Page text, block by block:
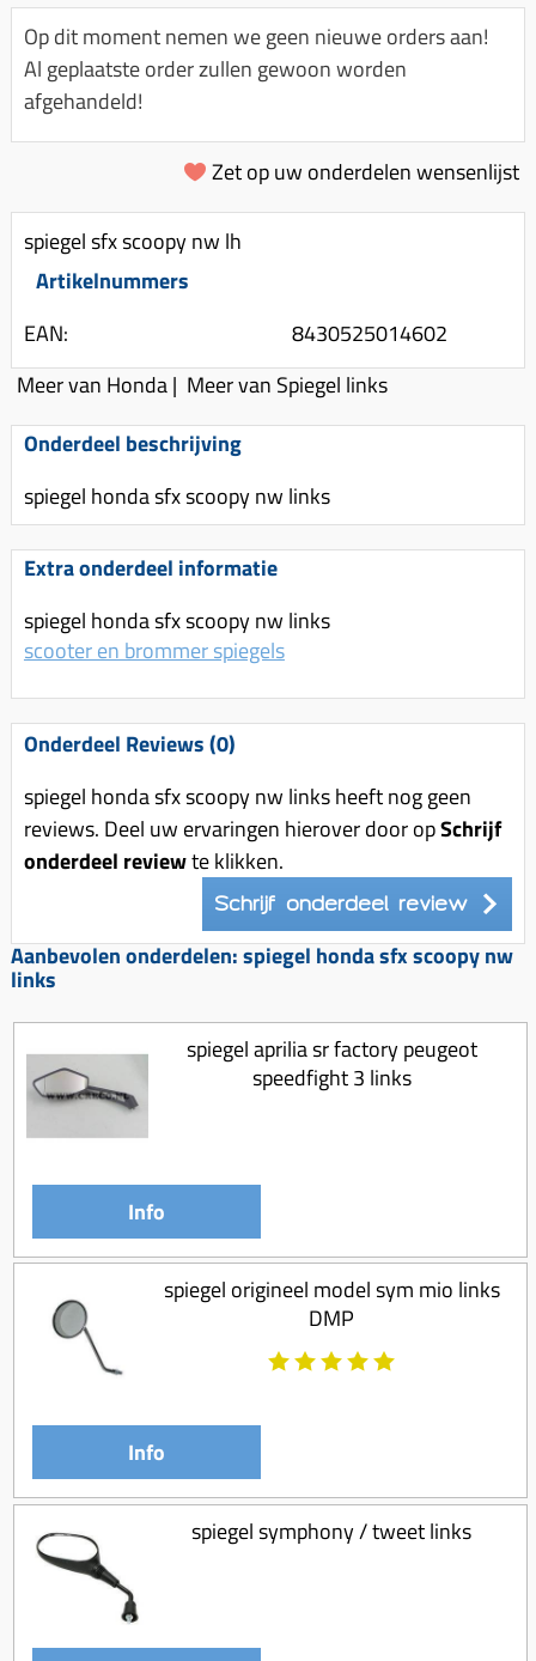
Spanningsregelaar
Toerenbegrenzer
Remlichtschakelaar
Luchtfilter (delen)
Luchtfilter deksel
Motor blokken
Membraan (delen)
Pakking (sets)
Vlotterbak pakking
Powerfilter
Schakel (delen)
Spruitstuk (delen)
Uitlaten compleet
Uitlaat bocht
Radiateur (delen)
Waterpomp (delen)
Variorolsets
Pulley
Variateur (delen)
Variokit
Zuigers
Tomos opvoeren (kits)
Koppeling compleet
Koeling (delen)
Overbrenging
Km teller kabel
Kickstart deksel
Kickstart ronsel
Schokbrekers
Spiegels
Stuur (delen)
Remblokken
Rem (delen)
Remhevels
Remsegmenten
Remschijven
Voorvork
Zadel
Standaard
Kinderzitje (scooter)
Olie-onderhoudsmiddelen
Oppakbeugel
Scooterhoezen
Scooter Kleding
Stickers
Stuurslot
Regenkleding
Vespa accessoires
Voordragers
Accessoires overig
Gereedschap
Op dit moment nemen we geen nieuwe orders aan!
Al geplaatste order zullen gewoon worden
afgehandeld!
Zet op uw onderdelen wensenlijst
spiegel sfx scoopy nw lh
Artikelnummers
EAN:
8430525014602
Meer van Honda| Meer van Spiegel links
Onderdeel beschrijving
spiegel honda sfx scoopy nw links
Extra onderdeel informatie
spiegel honda sfx scoopy nw links
scooter en brommer spiegels
Onderdeel Reviews (0)
spiegel honda sfx scoopy nw links heeft nog geen
reviews. Deel uw ervaringen hierover door opSchrijf
onderdeel reviewte klikken.
Schrijf onderdeel review
Aanbevolen onderdelen: spiegel honda sfx scoopy nw
links
spiegel aprilia sr factory peugeot
speedfight 3 links
Info
spiegel origineel model sym mio links
DMP
Info
spiegel symphony / tweet links